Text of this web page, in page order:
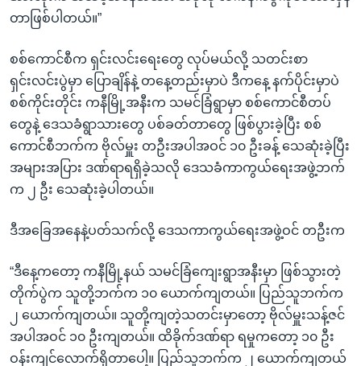
တာဖြစ်ပါတယ်။”
စစ်ကောင်စီက ရှင်းလင်းရေးတွေ လုပ်မယ်လို့ သတင်းစာ
ရှင်းလင်းပွဲမှာ ပြောချိန်နဲ့ တနေ့တည်းမှာပဲ ဒီကနေ့ နက်ပိုင်းမှာပဲ
စစ်ကိုင်းတိုင်း ကနီမြို့အနီးက သမင်ခြံရွာမှာ စစ်ကောင်စီတပ်
တွေနဲ့ ဒေသခံရွာသားတွေ ပစ်ခတ်တာတွေ ဖြစ်ပွားခဲ့ပြီး စစ်
ကောင်စီဘက်က ဗိုလ်မှူး တဦးအပါအဝင် ၁၀ ဦးခန့် သေဆုံးခဲ့ပြီး
အများအပြား ဒဏ်ရာရရှိခဲ့သလို ဒေသခံကာကွယ်ရေးအဖွဲ့ဘက်
က ၂ ဦး သေဆုံးခဲ့ပါတယ်။
ဒီအခြေအနေနဲ့ပတ်သက်လို့ ဒေသကာကွယ်ရေးအဖွဲ့ဝင် တဦးက
“ဒီနေ့ကတော့ ကနီမြို့နယ် သမင်ခြံကျေးရွာအနီးမှာ ဖြစ်သွားတဲ့
တိုက်ပွဲက သူတို့ဘက်က ၁၀ ယောက်ကျတယ်။ ပြည်သူဘက်က
၂ ယောက်ကျတယ်။ သူတို့ကျတဲ့သတင်းမှာတော့ ဗိုလ်မှူးသန့်ဇင်
အပါအဝင် ၁၀ ဦးကျတယ်။ ထိခိုက်ဒဏ်ရာ ရမှုကတော့ ၁၀ ဦး
ဝန်းကျင်လောက်ရှိတာပေါ့။ ပြည်သူဘက်က ၂ ယောက်ကျတယ်